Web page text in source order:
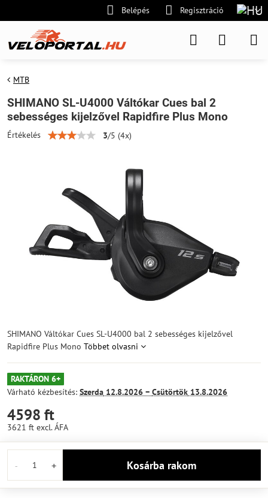
Belépés Regisztráció
MTB
SHIMANO SL-U4000 Váltókar Cues bal 2
sebességes kijelzővel Rapidfire Plus Mono
Értékelés 3/5 (4x)
SHIMANO Váltókar Cues SL-U4000 bal 2 sebességes kijelzővel
Rapidfire Plus Mono Többet olvasni
RAKTÁRON 6+
Várható kézbesítés: Szerda 12.8.2026 − Csütörtök 13.8.2026
4598 ft
3621 ft excl. ÁFA
Kosárba rakom